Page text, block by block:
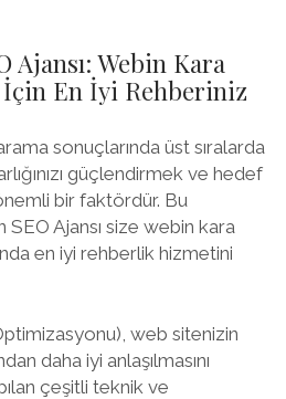
Ajansı: Webin Kara
İçin En İyi Rehberiniz
sonuçlarında üst sıralarda
güçlendirmek ve hedef
bir faktördür. Bu
Ajansı size webin kara
en iyi rehberlik hizmetini
web sitenizin
daha iyi anlaşılmasını
çeşitli teknik ve